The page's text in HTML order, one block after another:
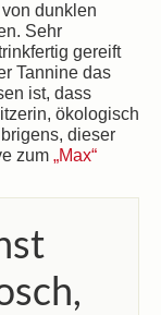
dunklen
Sehr
gereift
Tannine das
ist, dass
ökologisch
dieser
zum „Max“